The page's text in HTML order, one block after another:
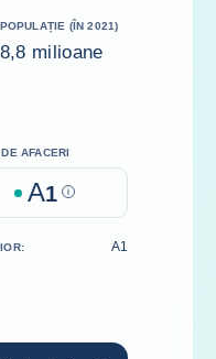
POPULAȚIE (ÎN 2021)
8,8 milioane
AFACERI
A1 Help
A1